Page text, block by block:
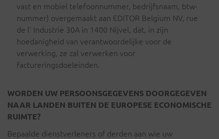
vast en mobiel telefoonnummer, bedrijfsnaam, btw-
nummer) overgemaakt aan EDITOR Belgium NV, rue
de l’ Industrie 30A in 1400 Nijvel, dat, in zijn
hoedanigheid van verantwoordelijke voor de
verwerking, ze zal verwerken voor
factureringsdoeleinden.
WORDEN UW PERSOONSGEGEVENS DOORGEGEVEN
NAAR LANDEN BUITEN DE EUROPESE ECONOMISCHE
RUIMTE?
Bepaalde dienstverleners of derden aan wie uw